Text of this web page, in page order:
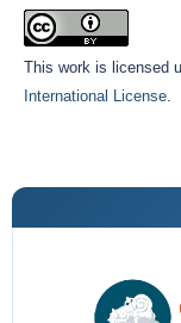
This work is licensed
International License.